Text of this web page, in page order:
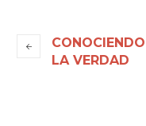
CONOCIENDO
LA VERDAD